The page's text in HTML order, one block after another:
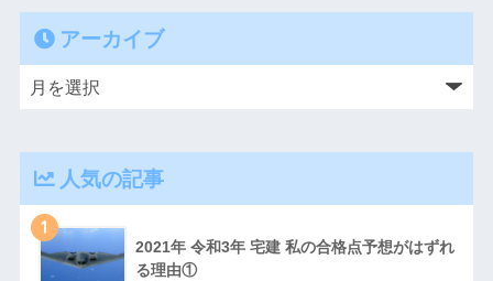
アーカイブ
人気の記事
1
2021年 令和3年 宅建 私の合格点予想がはずれ
る理由①